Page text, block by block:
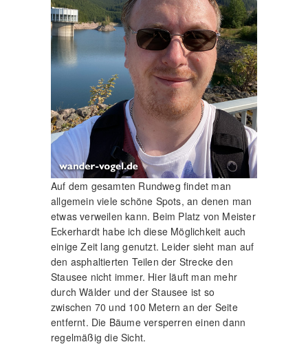
Auf dem gesamten Rundweg findet man
allgemein viele schöne Spots, an denen man
etwas verweilen kann. Beim Platz von Meister
Eckerhardt habe ich diese Möglichkeit auch
einige Zeit lang genutzt. Leider sieht man auf
den asphaltierten Teilen der Strecke den
Stausee nicht immer. Hier läuft man mehr
durch Wälder und der Stausee ist so
zwischen 70 und 100 Metern an der Seite
entfernt. Die Bäume versperren einen dann
regelmäßig die Sicht.